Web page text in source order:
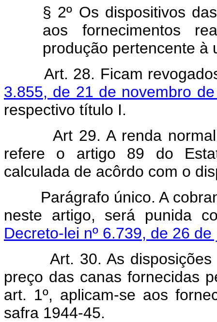
§ 2º Os dispositivos
aos fornecimentos
produção pertencente à
Art. 28. Ficam
3.855, de 21 de novembro
respectivo título I.
Art 29. A renda
refere o artigo 89 do
calculada de acôrdo com o
Parágrafo único. A
neste artigo, será punida
Decreto-lei nº 6.739, de 26
Art. 30. As
preço das canas fornecidas
art. 1º, aplicam-se aos
safra 1944-45.